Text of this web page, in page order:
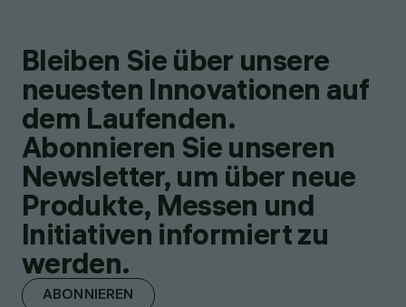
Bleiben Sie über unsere
neuesten Innovationen auf
dem Laufenden.
Abonnieren Sie unseren
Newsletter, um über neue
Produkte, Messen und
Initiativen informiert zu
werden.
ABONNIEREN